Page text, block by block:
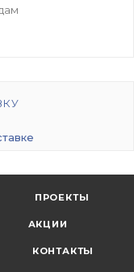
ПРОЕКТЫ
АКЦИИ
КОНТАКТЫ